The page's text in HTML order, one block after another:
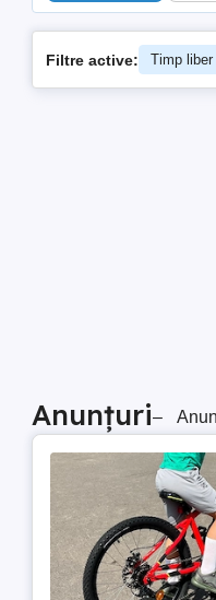
Filtre active: Timp
Anunțuri–